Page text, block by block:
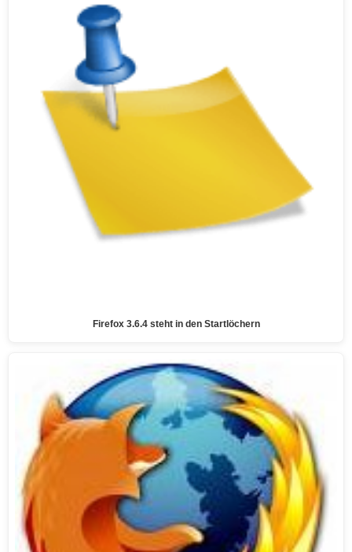
Firefox 3.6.4 steht in den Startlöchern